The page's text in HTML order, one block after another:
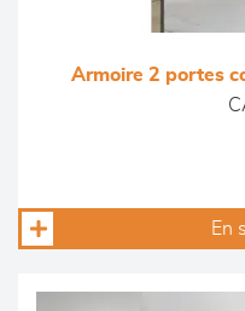
Armoire 2 portes
En